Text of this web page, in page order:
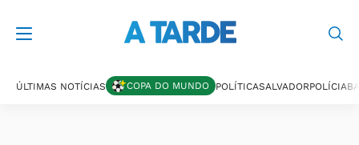
ÚLTIMAS NOTÍCIAS COPA DO MUNDO POLÍTICASALVADORPOLÍCIA